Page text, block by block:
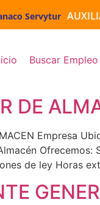
Servytur JEFE
Buscar Empleo
DE
Empresa
de ley Horas